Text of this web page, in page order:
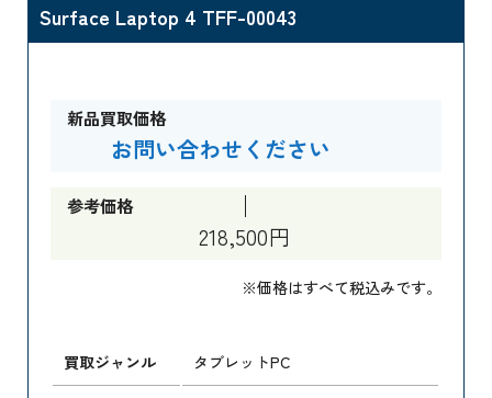
Surface Laptop 4 TFF-00043
新品買取価格
お問い合わせください
参考価格
218,500円
※価格はすべて税込みです。
買取ジャンル タブレットPC